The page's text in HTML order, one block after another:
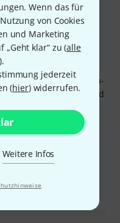
Wenn das für
von Cookies
und Marketing
klar“ zu (alle
).
jederzeit
(hier) widerrufen.
Weitere Infos
verbaut, damit
Stereo, Mono-
der Lautstärke
Controller der Thomann-
es musste einfacher und